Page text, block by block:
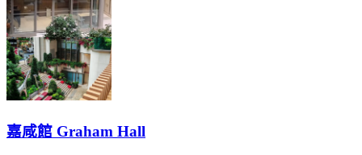
嘉咸館 Graham Hall